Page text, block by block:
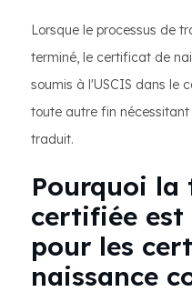
Lorsque le processus de
terminé, le certificat de
soumis à l'USCIS dans le
toute autre fin
traduit.
Pourquoi
certifiée
pour les
naissance